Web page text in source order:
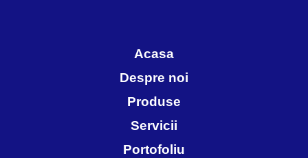
Acasa
Despre noi
Produse
Servicii
Portofoliu